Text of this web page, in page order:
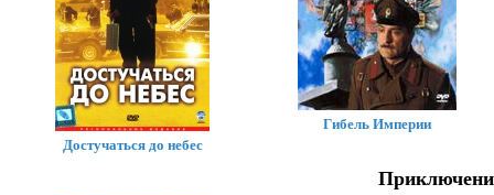
Гибель Империи
Достучаться до небес